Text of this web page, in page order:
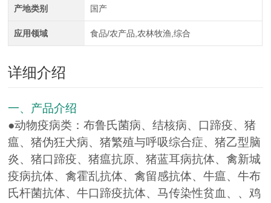
产地类别 国产
应用领域 食品/农产品,农林牧渔,综合
详细介绍
一、产品介绍
●动物疫病类：布鲁氏菌病、结核病、口蹄疫、猪
瘟、猪伪狂犬病、猪繁殖与呼吸综合症、猪乙型脑
炎、猪口蹄疫、猪瘟抗原、猪蓝耳病抗体、禽新城
疫病抗体、禽霍乱抗体、禽留感抗体、牛瘟、牛布
氏杆菌抗体、牛口蹄疫抗体、马传染性贫血、、鸡